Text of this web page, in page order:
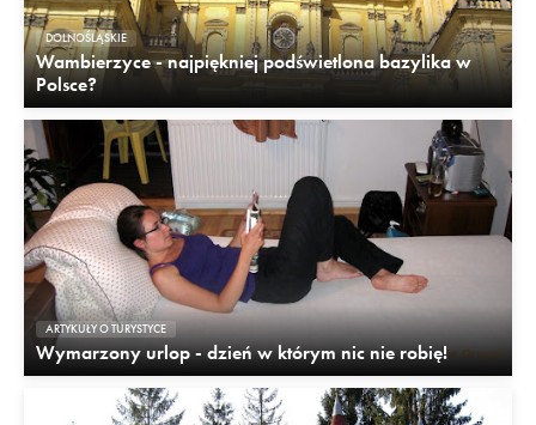
DOLNOŚLĄSKIE
Wambierzyce - najpiękniej podświetlona bazylika w
Polsce?
ARTYKUŁY O TURYSTYCE
Wymarzony urlop - dzień w którym nic nie robię!